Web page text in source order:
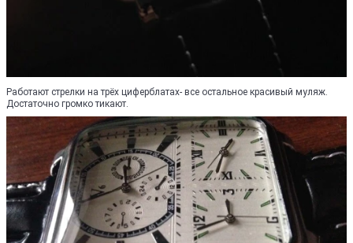
Работают стрелки на трёх циферблатах- все остальное красивый муляж.
Достаточно громко тикают.